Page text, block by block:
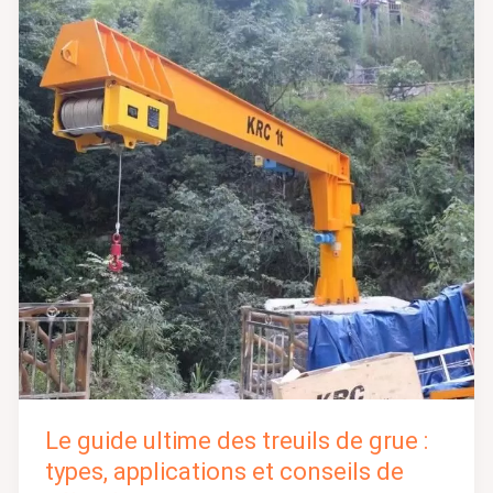
Le guide ultime des treuils de grue :
types, applications et conseils de
ultime
des
treuils
de
grue
:
types,
applications
et
conseils
de
sélection